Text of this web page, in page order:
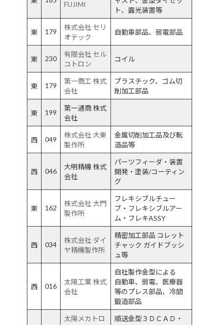
FUJIMI
ト、露光装置等
東 179
株式会社 セリ
オテック
自動車部品、弱電部品
東 230
有限会社 セル
コトロン
コイル
東 179
第一商工 株式
会社
プラスチック、ゴム切
削加工部品
東 199
第一通商 株式
会社
西 049
株式会社 大東
製作所
金属切削加工品及び転
造品等
西 046
大明精機 株式
会社
パーツフィーダ・装置
開発・塗装/コーティン
グ
東 162
株式会社 大門
製作所
フレキシブルチュー
ブ・フレキシブルアー
ム・フレキASSY
西 034
株式会社 ダイ
ヤ精機製作所
精密加工部品 コレット
チャック ガイドブッシ
ュ等
西 016
太陽工業 株式
会社
自社製作金型による
自動車、弱電、医療器
等のプレス部品、冷間
鍛造部品
太陽メカトロ
順送金型３ＤＣＡＤ・